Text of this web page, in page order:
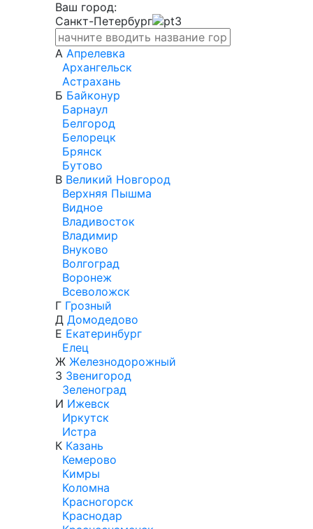
Ваш город:
Санкт-Петербург
А Апрелевка
Архангельск
Астрахань
Б Байконур
Барнаул
Белгород
Белорецк
Брянск
Бутово
В Великий Новгород
Верхняя Пышма
Видное
Владивосток
Владимир
Внуково
Волгоград
Воронеж
Всеволожск
Г Грозный
Д Домодедово
Е Екатеринбург
Елец
Ж Железнодорожный
З Звенигород
Зеленоград
И Ижевск
Иркутск
Истра
К Казань
Кемерово
Кимры
Коломна
Красногорск
Краснодар